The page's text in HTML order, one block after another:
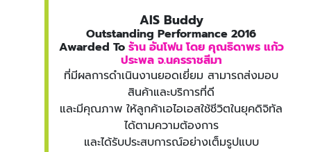
AIS Buddy
Outstanding Performance 2016
Awarded To ร้าน อันโฟน โดย คุณธิดาพร แก้ว
ประพล จ.นครราชสีมา
ที่มีผลการดำเนินงานยอดเยี่ยม สามารถส่งมอบ
สินค้าและบริการที่ดี
และมีคุณภาพ ให้ลูกค้าเอไอเอสใช้ชีวิตในยุคดิจิทัล
ได้ตามความต้องการ
และได้รับประสบการณ์อย่างเต็มรูปแบบ